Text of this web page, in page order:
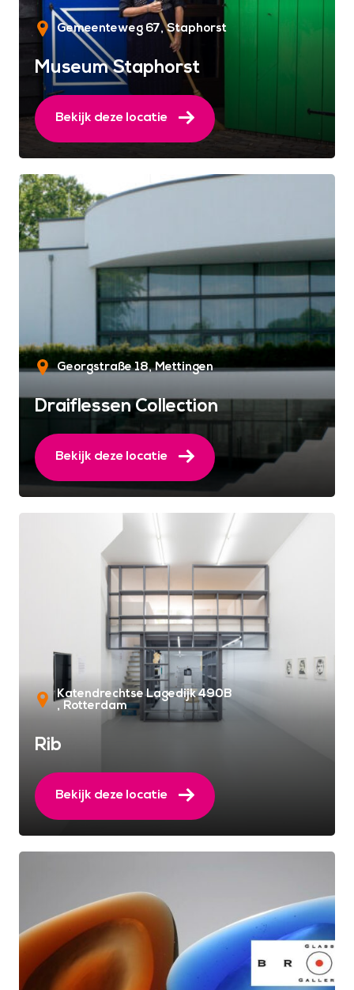
Gemeenteweg 67 Staphorst
Museum Staphorst
Bekijk deze locatie
Georgstraße 18 Mettingen
Draiflessen Collection
Bekijk deze locatie
Katendrechtse Lagedijk 490B
Rotterdam
Rib
Bekijk deze locatie